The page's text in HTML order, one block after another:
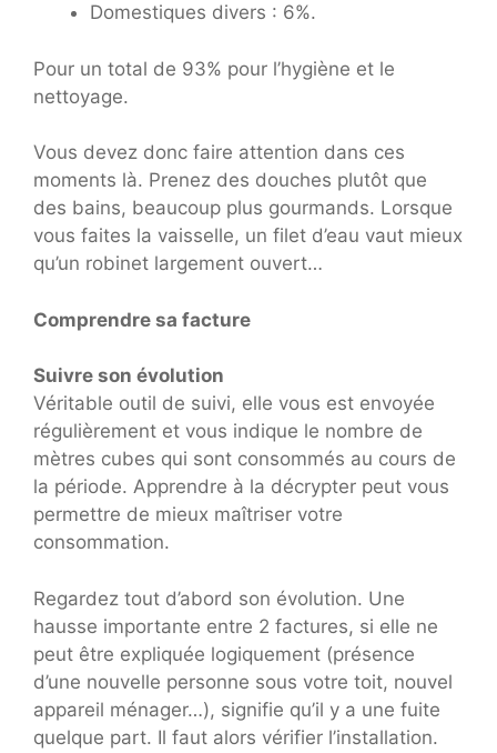
Domestiques divers : 6%.
Pour un total de 93% pour l’hygiène et le
nettoyage.
Vous devez donc faire attention dans ces
moments là. Prenez des douches plutôt que
des bains, beaucoup plus gourmands. Lorsque
vous faites la vaisselle, un filet d’eau vaut mieux
qu’un robinet largement ouvert…
Comprendre sa facture
Suivre son évolution
Véritable outil de suivi, elle vous est envoyée
régulièrement et vous indique le nombre de
mètres cubes qui sont consommés au cours de
la période. Apprendre à la décrypter peut vous
permettre de mieux maîtriser votre
consommation.
Regardez tout d’abord son évolution. Une
hausse importante entre 2 factures, si elle ne
peut être expliquée logiquement (présence
d’une nouvelle personne sous votre toit, nouvel
appareil ménager…), signifie qu’il y a une fuite
quelque part. Il faut alors vérifier l’installation.